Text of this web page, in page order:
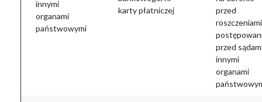
innymi
organami
państwowymi
karty płatniczej
przed
przed
innymi
organami